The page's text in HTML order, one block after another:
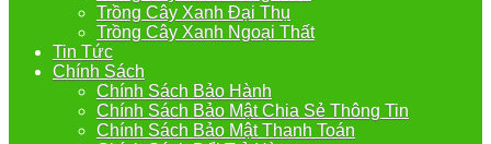
Trồng Cây Xanh Đại Thụ
Trồng Cây Xanh Ngoại Thất
Tin Tức
Chính Sách
Chính Sách Bảo Hành
Chính Sách Bảo Mật Chia Sẻ Thông Tin
Chính Sách Bảo Mật Thanh Toán